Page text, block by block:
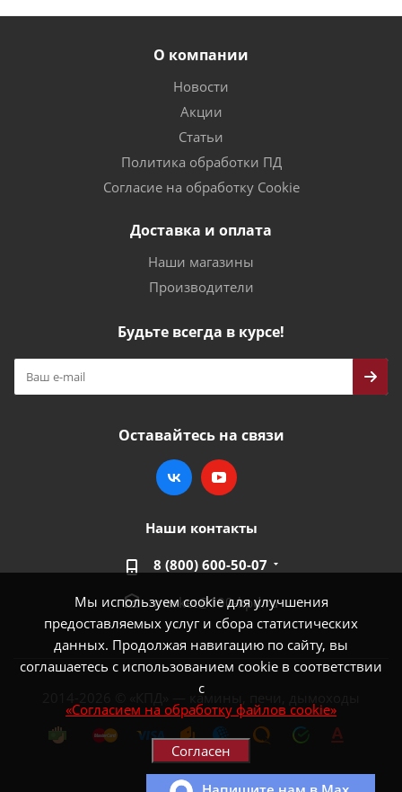
Мы используем cookie для улучшения
предоставляемых услуг и сбора статистических
данных. Продолжая навигацию по сайту, вы
соглашаетесь с использованием cookie в соответствии
с
«Согласием на обработку файлов cookie»
Согласен
О компании
Новости
Акции
Статьи
Политика обработки ПД
Согласие на обработку Cookie
Доставка и оплата
Наши магазины
Производители
Будьте всегда в курсе!
Оставайтесь на связи
Наши контакты
8 (800) 600-50-07
market@100-kpd.ru
2014-2026 © «КПД» — камины, печи, дымоходы